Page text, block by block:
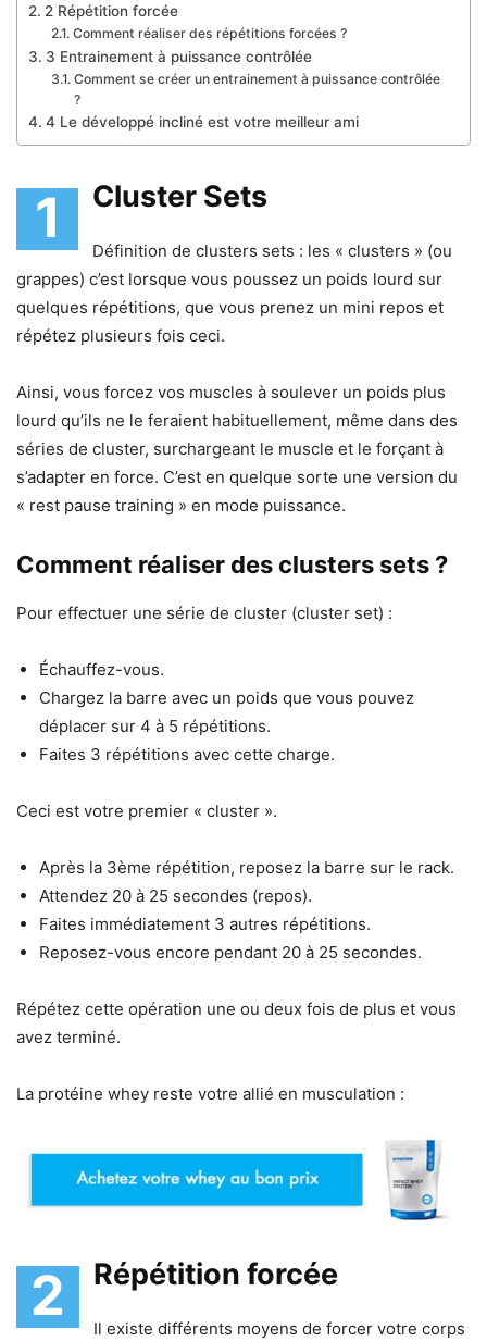
2 Répétition forcée
Comment réaliser des répétitions forcées ?
3 Entrainement à puissance contrôlée
Comment se créer un entrainement à puissance contrôlée
?
4 Le développé incliné est votre meilleur ami
1 Cluster Sets
Définition de clusters sets : les « clusters » (ou
grappes) c’est lorsque vous poussez un poids lourd sur
quelques répétitions, que vous prenez un mini repos et
répétez plusieurs fois ceci.
Ainsi, vous forcez vos muscles à soulever un poids plus
lourd qu’ils ne le feraient habituellement, même dans des
séries de cluster, surchargeant le muscle et le forçant à
s’adapter en force. C’est en quelque sorte une version du
« rest pause training » en mode puissance.
Comment réaliser des clusters sets ?
Pour effectuer une série de cluster (cluster set) :
Échauffez-vous.
Chargez la barre avec un poids que vous pouvez
déplacer sur 4 à 5 répétitions.
Faites 3 répétitions avec cette charge.
Ceci est votre premier « cluster ».
Après la 3ème répétition, reposez la barre sur le rack.
Attendez 20 à 25 secondes (repos).
Faites immédiatement 3 autres répétitions.
Reposez-vous encore pendant 20 à 25 secondes.
Répétez cette opération une ou deux fois de plus et vous
avez terminé.
La protéine whey reste votre allié en musculation :
2 Répétition forcée
Il existe différents moyens de forcer votre corps